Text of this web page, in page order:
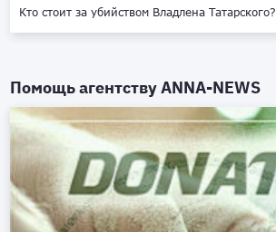
Кто стоит за убийством Владлена Татарского?
Помощь агентствуANNA-NEWS